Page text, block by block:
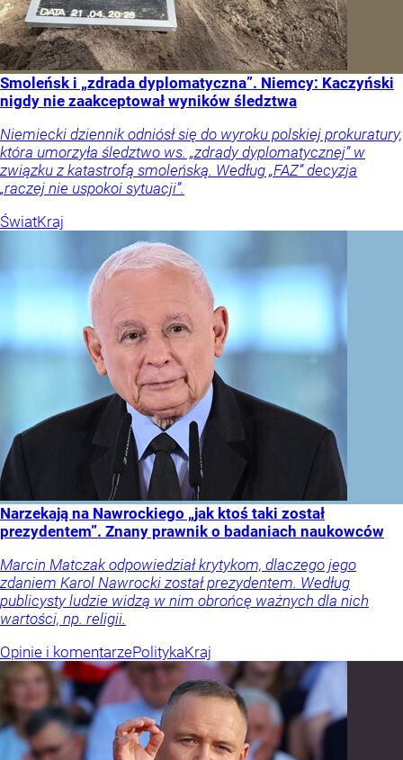
Smoleńsk i „zdrada dyplomatyczna”. Niemcy: Kaczyński
nigdy nie zaakceptował wyników śledztwa
Niemiecki dziennik odniósł się do wyroku polskiej prokuratury,
która umorzyła śledztwo ws. „zdrady dyplomatycznej” w
związku z katastrofą smoleńską. Według „FAZ” decyzja
„raczej nie uspokoi sytuacji”.
ŚwiatKraj
Narzekają na Nawrockiego „jak ktoś taki został
prezydentem”. Znany prawnik o badaniach naukowców
Marcin Matczak odpowiedział krytykom, dlaczego jego
zdaniem Karol Nawrocki został prezydentem. Według
publicysty ludzie widzą w nim obrońcę ważnych dla nich
wartości, np. religii.
Opinie i komentarzePolitykaKraj